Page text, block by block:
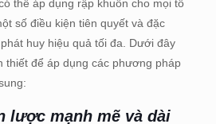
thể áp dụng rập khuôn cho mọi tổ
số điều kiện tiên quyết và đặc
huy hiệu quả tối đa. Dưới đây
thiết để áp dụng các phương pháp
lược mạnh mẽ và dài